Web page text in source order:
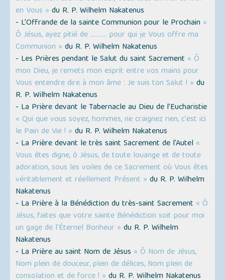
en Vous » du R. P. Wilhelm Nakatenus
- L’Offrande de la sainte Communion pour le Prochain «
Ô Jésus, ayez pitié de ........... pour qui je Vous offre ma
Communion » du R. P. Wilhelm Nakatenus
- Les Prières pendant le Salut du saint Sacrement « Ô
mon Dieu, je remets mon esprit entre vos mains pour
Vous entendre dire à mon âme : Je suis ton Salut ! » du
R. P. Wilhelm Nakatenus
- La Prière devant le Tabernacle au Dieu de l’Eucharistie
« Qui que vous soyez, hommes, ne craignez rien, c'est ici
le Pain de Vie ! » du R. P. Wilhelm Nakatenus
- La Prière devant le très saint Sacrement de l'Autel «
Vous êtes digne, ô Jésus, de toute louange et de toute
adoration, sous les voiles de ce Sacrement où Vous êtes
véritablement et réellement Présent » du R. P. Wilhelm
Nakatenus
- La Prière à la Bénédiction du très-saint Sacrement « Ô
Jésus, faites que votre sainte Bénédiction soit pour moi
un gage de l'Éternel Bonheur » du R. P. Wilhelm
Nakatenus
- La Prière au saint Nom de Jésus « Ô Nom de Jésus,
Nom plein de douceur, plein de délices, Nom plein de
consolation et de force ! » du R. P. Wilhelm Nakatenus